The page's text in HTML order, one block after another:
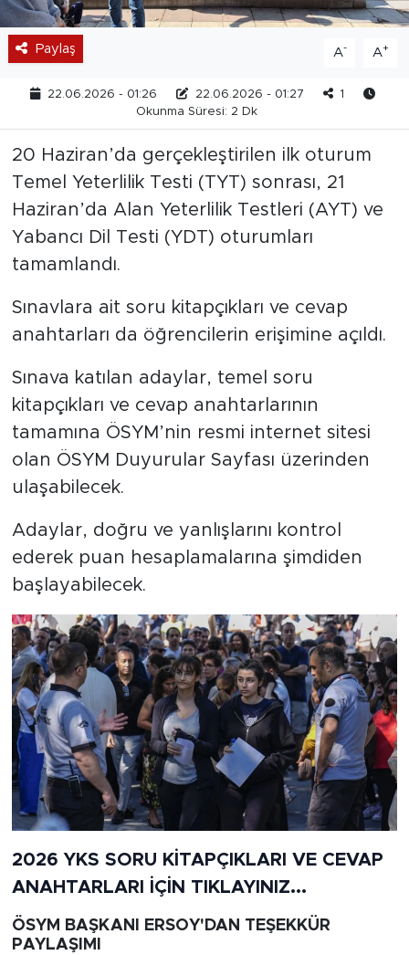
Paylaş A- A+
22.06.2026 - 01:26 22.06.2026 - 01:27
1
Okunma Süresi: 2 Dk
20 Haziran’da gerçekleştirilen ilk oturum
Temel Yeterlilik Testi (TYT) sonrası, 21
Haziran’da Alan Yeterlilik Testleri (AYT) ve
Yabancı Dil Testi (YDT) oturumları
tamamlandı.
Sınavlara ait soru kitapçıkları ve cevap
anahtarları da öğrencilerin erişimine açıldı.
Sınava katılan adaylar, temel soru
kitapçıkları ve cevap anahtarlarının
tamamına ÖSYM’nin resmi internet sitesi
olan ÖSYM Duyurular Sayfası üzerinden
ulaşabilecek.
Adaylar, doğru ve yanlışlarını kontrol
ederek puan hesaplamalarına şimdiden
başlayabilecek.
2026 YKS SORU KİTAPÇIKLARI VE CEVAP
ANAHTARLARI İÇİN TIKLAYINIZ...
ÖSYM BAŞKANI ERSOY'DAN TEŞEKKÜR
PAYLAŞIMI